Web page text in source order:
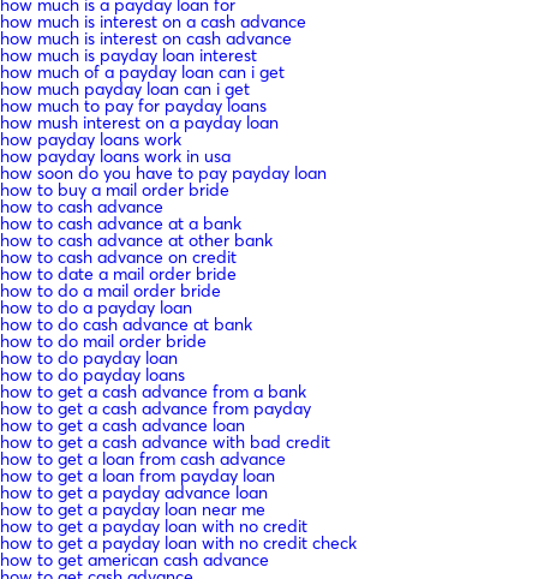
how much is a payday loan for
how much is interest on a cash advance
how much is interest on cash advance
how much is payday loan interest
how much of a payday loan can i get
how much payday loan can i get
how much to pay for payday loans
how mush interest on a payday loan
how payday loans work
how payday loans work in usa
how soon do you have to pay payday loan
how to buy a mail order bride
how to cash advance
how to cash advance at a bank
how to cash advance at other bank
how to cash advance on credit
how to date a mail order bride
how to do a mail order bride
how to do a payday loan
how to do cash advance at bank
how to do mail order bride
how to do payday loan
how to do payday loans
how to get a cash advance from a bank
how to get a cash advance from payday
how to get a cash advance loan
how to get a cash advance with bad credit
how to get a loan from cash advance
how to get a loan from payday loan
how to get a payday advance loan
how to get a payday loan near me
how to get a payday loan with no credit
how to get a payday loan with no credit check
how to get american cash advance